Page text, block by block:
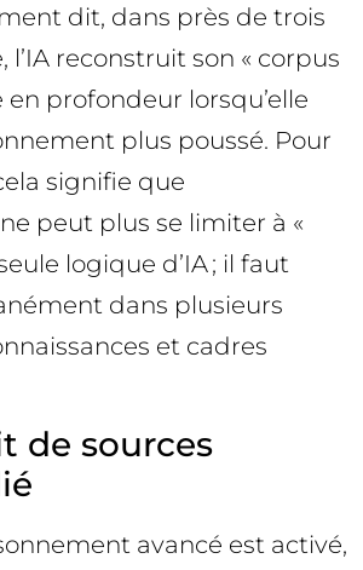
dit, dans près de trois
l’IA reconstruit son « corpus
en profondeur lorsqu’elle
plus poussé. Pour
signifie que
peut plus se limiter à «
logique d’IA ; il faut
dans plusieurs
et cadres
de sources
avancé est activé,